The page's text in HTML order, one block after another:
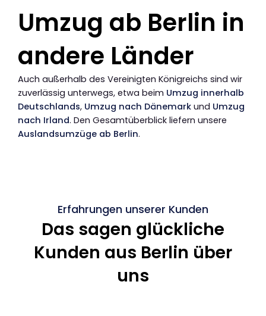
Umzug ab Berlin in
andere Länder
Auch außerhalb des Vereinigten Königreichs sind wir
zuverlässig unterwegs, etwa beim Umzug innerhalb
Deutschlands, Umzug nach Dänemark und Umzug
nach Irland. Den Gesamtüberblick liefern unsere
Auslandsumzüge ab Berlin.
Erfahrungen unserer Kunden
Das sagen glückliche
Kunden aus Berlin über
uns